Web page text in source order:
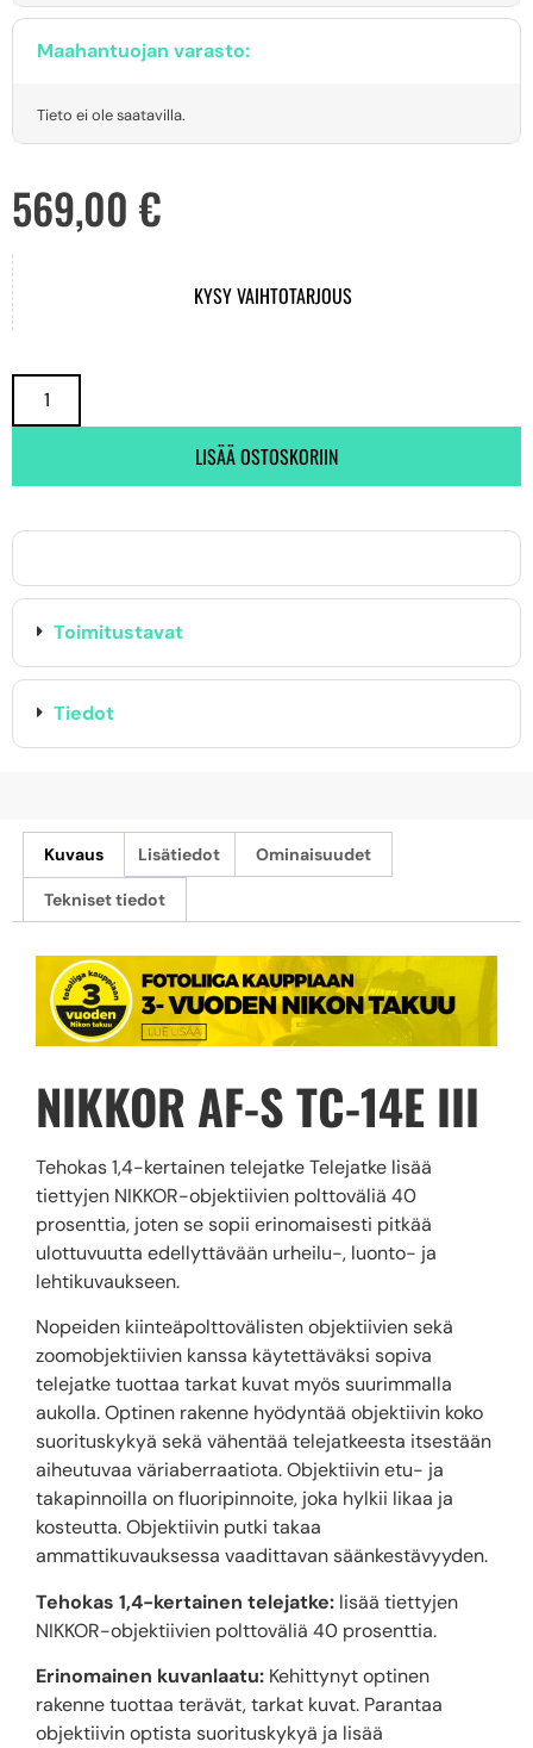
Maahantuojan varasto:
Tieto ei ole saatavilla.
569,00 €
KYSY VAIHTOTARJOUS
LISÄÄ OSTOSKORIIN
Toimitustavat
Tiedot
Kuvaus Lisätiedot Ominaisuudet
Tekniset tiedot
NIKKOR AF-S TC-14E III
Tehokas 1,4-kertainen telejatke Telejatke lisää
tiettyjen NIKKOR-objektiivien polttoväliä 40
prosenttia, joten se sopii erinomaisesti pitkää
ulottuvuutta edellyttävään urheilu-, luonto- ja
lehtikuvaukseen.
Nopeiden kiinteäpolttovälisten objektiivien sekä
zoomobjektiivien kanssa käytettäväksi sopiva
telejatke tuottaa tarkat kuvat myös suurimmalla
aukolla. Optinen rakenne hyödyntää objektiivin koko
suorituskykyä sekä vähentää telejatkeesta itsestään
aiheutuvaa väriaberraatiota. Objektiivin etu- ja
takapinnoilla on fluoripinnoite, joka hylkii likaa ja
kosteutta. Objektiivin putki takaa
ammattikuvauksessa vaadittavan säänkestävyyden.
Tehokas 1,4-kertainen telejatke: lisää tiettyjen
NIKKOR-objektiivien polttoväliä 40 prosenttia.
Erinomainen kuvanlaatu: Kehittynyt optinen
rakenne tuottaa terävät, tarkat kuvat. Parantaa
objektiivin optista suorituskykyä ja lisää